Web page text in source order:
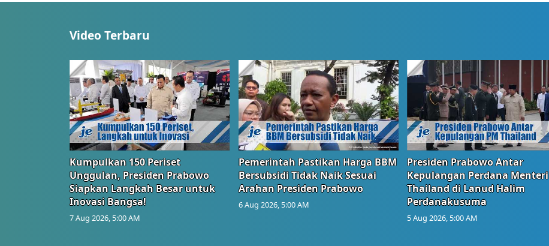
Video Terbaru
Kumpulkan 150 Periset
Unggulan, Presiden Prabowo
Siapkan Langkah Besar untuk
Inovasi Bangsa!
7 Aug 2026, 5:00 AM
Pemerintah Pastikan Harga BBM
Bersubsidi Tidak Naik Sesuai
Arahan Presiden Prabowo
6 Aug 2026, 5:00 AM
Presiden Prabowo Antar
Kepulangan Perdana Menteri
Thailand di Lanud Halim
Perdanakusuma
5 Aug 2026, 5:00 AM